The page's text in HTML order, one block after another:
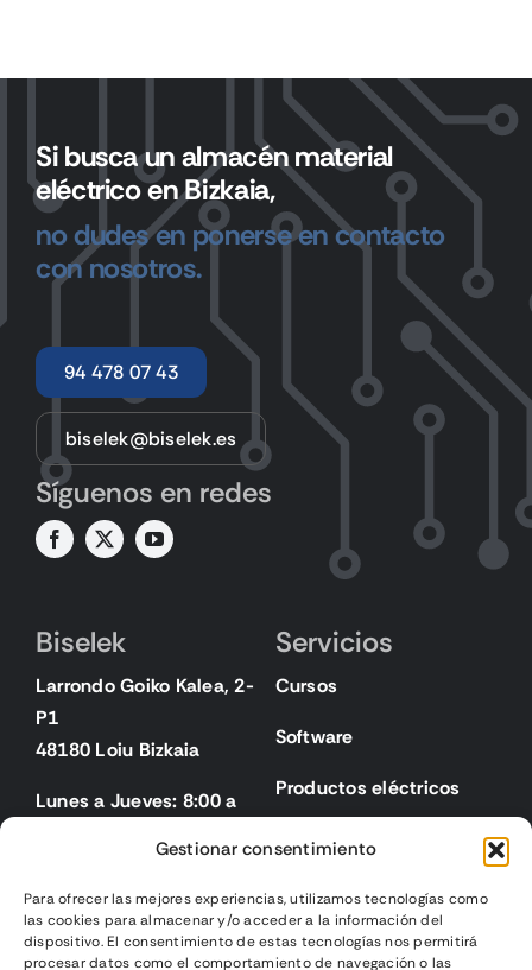
Gestionar consentimiento
Para ofrecer las mejores experiencias, utilizamos tecnologías como
las cookies para almacenar y/o acceder a la información del
dispositivo. El consentimiento de estas tecnologías nos permitirá
procesar datos como el comportamiento de navegación o las
Si busca un almacén material
eléctrico en Bizkaia,
no dudes en ponerse en contacto
con nosotros.
94 478 07 43
biselek@biselek.es
Síguenos en redes
Biselek
Larrondo Goiko Kalea, 2-
P1
48180 Loiu Bizkaia
Lunes a Jueves: 8:00 a
Servicios
Cursos
Software
Productos eléctricos
Legal